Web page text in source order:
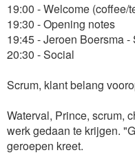
19:00 - Welcome (coffee/
19:30 - Opening notes
19:45 - Jeroen Boersma
20:30 - Social
Scrum, klant belang
Waterval, Prince, scrum,
werk gedaan te krijgen.
geroepen kreet.